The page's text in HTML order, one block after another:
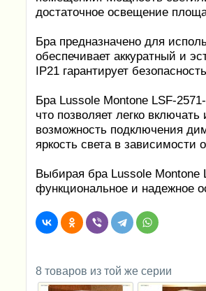
достаточное освещение
Бра предназначено для
обеспечивает аккуратный и
IP21 гарантирует
Бра Lussole Montone LSF-
что позволяет легко
возможность подключения
яркость света в зависимости
Выбирая бра Lussole Montone
функциональное и надежное
8 товаров из той же серии